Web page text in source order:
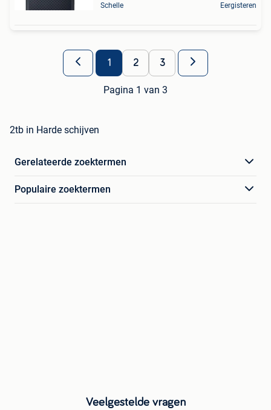
Schelle Eergisteren
1 2 3
Pagina 1 van 3
2tb in Harde schijven
Gerelateerde zoektermen
Populaire zoektermen
Veelgestelde vragen